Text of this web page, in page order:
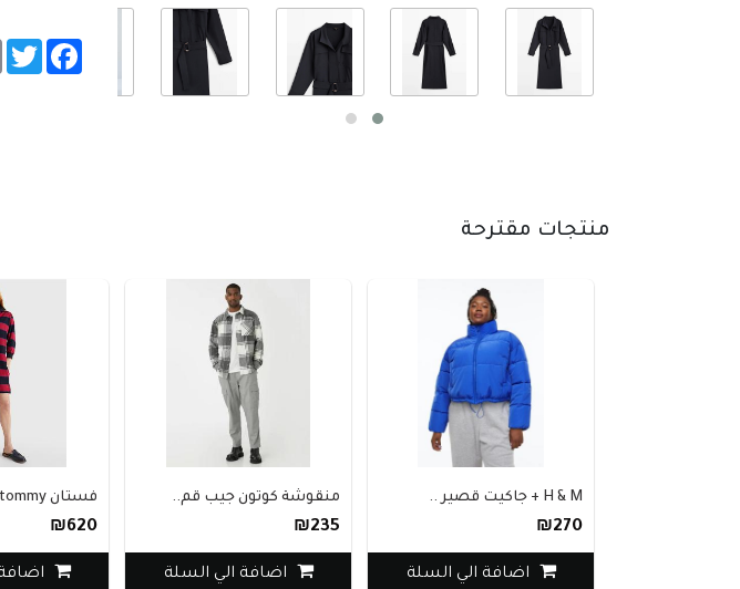
Facebook
منتجات مقترحة
H & M + جاكيت قصير ..
₪270
اضافة الي السلة
منقوشة كوتون جيب قم..
₪235
اضافة الي السلة
فستان tommy سترة RL..
₪620